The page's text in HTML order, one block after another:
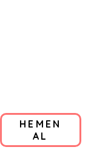
HEMEN
AL